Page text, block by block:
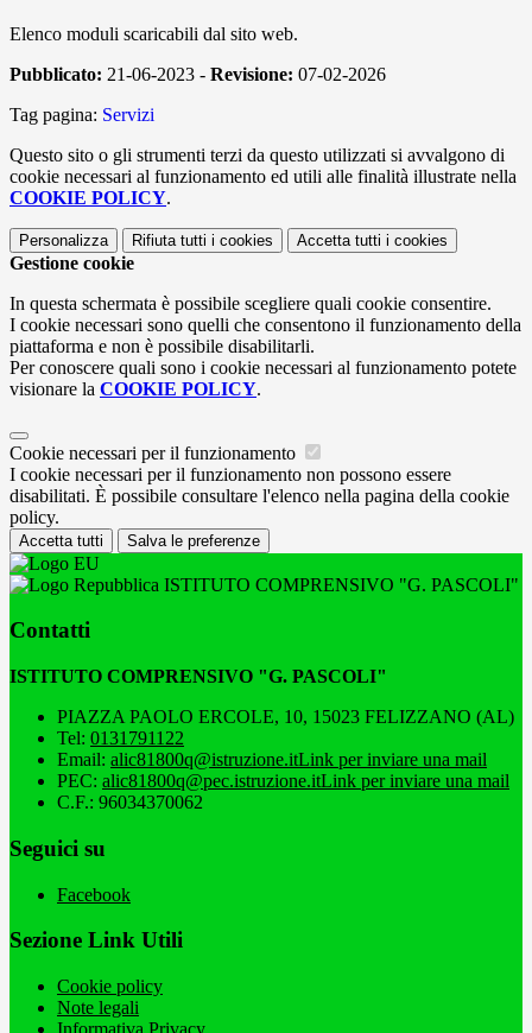
Elenco moduli scaricabili dal sito web.
Pubblicato: 21-06-2023 - Revisione: 07-02-2026
Tag pagina: Servizi
Questo sito o gli strumenti terzi da questo utilizzati si avvalgono di
cookie necessari al funzionamento ed utili alle finalità illustrate nella
COOKIE POLICY.
Personalizza Rifiuta tutti i cookies Accetta tutti i cookies
Gestione cookie
In questa schermata è possibile scegliere quali cookie consentire.
I cookie necessari sono quelli che consentono il funzionamento della
piattaforma e non è possibile disabilitarli.
Per conoscere quali sono i cookie necessari al funzionamento potete
visionare la COOKIE POLICY.
Cookie necessari per il funzionamento
I cookie necessari per il funzionamento non possono essere
disabilitati. È possibile consultare l'elenco nella pagina della cookie
policy.
Accetta tutti Salva le preferenze
ISTITUTO COMPRENSIVO "G. PASCOLI"
Contatti
ISTITUTO COMPRENSIVO "G. PASCOLI"
PIAZZA PAOLO ERCOLE, 10, 15023 FELIZZANO (AL)
Tel: 0131791122
Email: alic81800q@istruzione.itLink per inviare una mail
PEC: alic81800q@pec.istruzione.itLink per inviare una mail
C.F.: 96034370062
Seguici su
Facebook
Sezione Link Utili
Cookie policy
Note legali
Informativa Privacy